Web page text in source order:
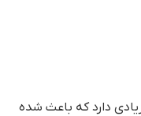
دارد که باعث شده